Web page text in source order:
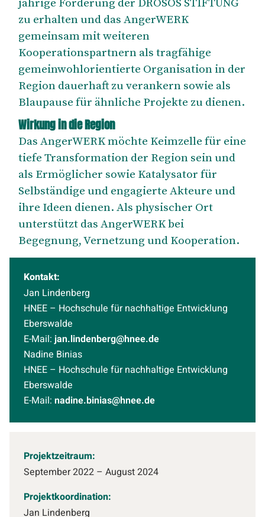
jährige Förderung der DROSOS STIFTUNG
zu erhalten und das AngerWERK
gemeinsam mit weiteren
Kooperationspartnern als tragfähige
gemeinwohlorientierte Organisation in der
Region dauerhaft zu verankern sowie als
Blaupause für ähnliche Projekte zu dienen.
Wirkung in die Region
Das AngerWERK möchte Keimzelle für eine
tiefe Transformation der Region sein und
als Ermöglicher sowie Katalysator für
Selbständige und engagierte Akteure und
ihre Ideen dienen. Als physischer Ort
unterstützt das AngerWERK bei
Begegnung, Vernetzung und Kooperation.
Kontakt:
Jan Lindenberg
HNEE – Hochschule für nachhaltige Entwicklung
Eberswalde
E-Mail:jan.lindenberg@hnee.de
Nadine Binias
HNEE – Hochschule für nachhaltige Entwicklung
Eberswalde
E-Mail:nadine.binias@hnee.de
Projektzeitraum:
September 2022 – August 2024
Projektkoordination:
Jan Lindenberg